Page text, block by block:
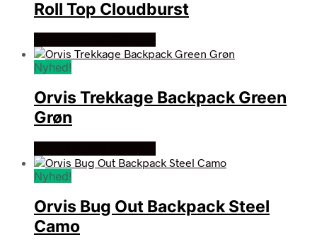
Roll Top Cloudburst
Nyhed!
Orvis Trekkage Backpack Green
Grøn
Nyhed!
Orvis Bug Out Backpack Steel
Camo